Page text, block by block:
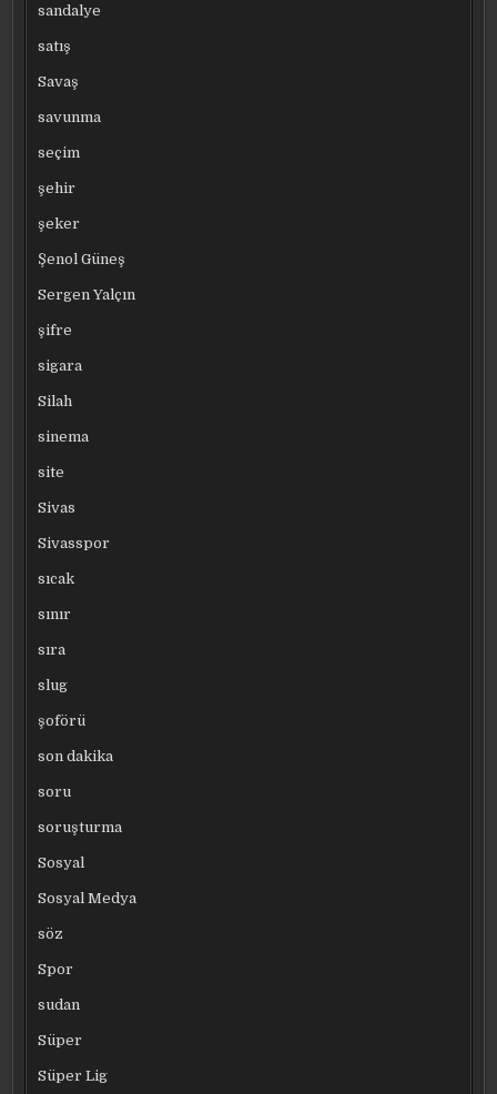
sandalye
satış
Savaş
savunma
seçim
şehir
şeker
Şenol Güneş
Sergen Yalçın
şifre
sigara
Silah
sinema
site
Sivas
Sivasspor
sıcak
sınır
sıra
slug
şoförü
son dakika
soru
soruşturma
Sosyal
Sosyal Medya
söz
Spor
sudan
Süper
Süper Lig